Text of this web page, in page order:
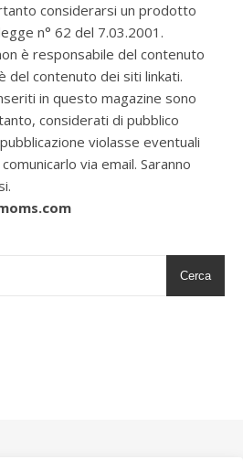
considerarsi un prodotto
n° 62 del 7.03.2001.
è responsabile del contenuto
del contenuto dei siti linkati.
in questo magazine sono
considerati di pubblico
violasse eventuali
via email. Saranno
Cerca